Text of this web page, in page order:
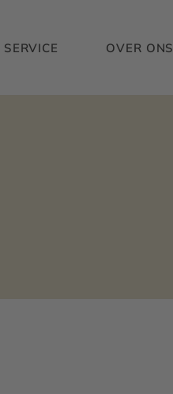
SERVICE OVER ONS